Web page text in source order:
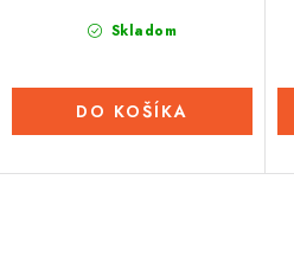
Skladom
DO KOŠÍKA